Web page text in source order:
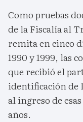
Como pruebas
de la Fiscalía al
remita en cinco
1990 y 1999, las
que recibió el
identificación de
al ingreso de
años.